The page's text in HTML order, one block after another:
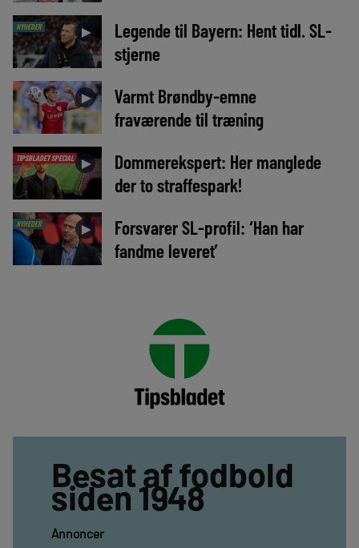
NYHEDER ►
Legende til Bayern: Hent tidl. SL-
stjerne
►
Varmt Brøndby-emne
fraværende til træning
TIPSBLADET SPECIAL ►
Dommerekspert: Her manglede
der to straffespark!
NYHEDER ►
Forsvarer SL-profil: ‘Han har
fandme leveret’
Besat af fodbold
siden 1948
Annoncer